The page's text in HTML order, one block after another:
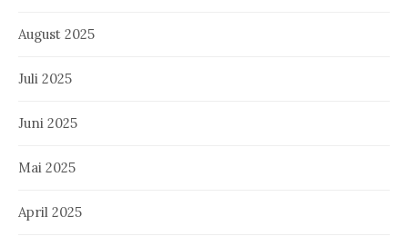
August 2025
Juli 2025
Juni 2025
Mai 2025
April 2025